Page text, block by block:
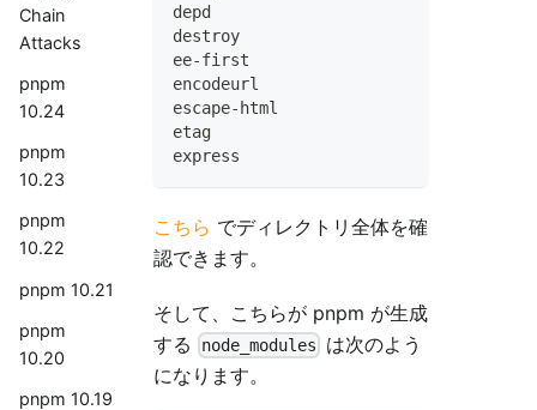
Chain
Attacks
pnpm
10.24
pnpm
10.23
pnpm
10.22
pnpm 10.21
pnpm
10.20
pnpm 10.19
depd
destroy
ee-first
encodeurl
escape-html
etag
express
こちら でディレクトリ全体を確
認できます。
そして、こちらが pnpm が生成
する
node_modules
は次のよう
になります。